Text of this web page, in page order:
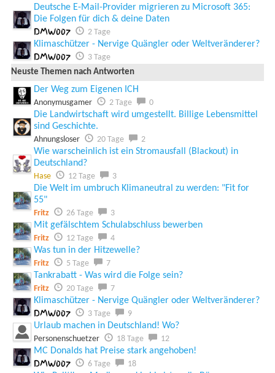
Deutsche E-Mail-Provider migrieren zu Microsoft 365:
Die Folgen für dich & deine Daten
DMW007 2 Tage
Klimaschützer - Nervige Quängler oder Weltveränderer?
DMW007
3 Tage
Neuste Themen nach Antworten
Der Weg zum Eigenen ICH
Anonymusgamer 2 Tage 0
Die Landwirtschaft wird umgestellt. Billige Lebensmittel
sind Geschichte.
Ahnungsloser 20 Tage 2
Wie warscheinlich ist ein Stromausfall (Blackout) in
Deutschland?
Hase 12 Tage 3
Die Welt im umbruch Klimaneutral zu werden: "Fit for
55"
Fritz 26 Tage 3
Mit gefälschtem Schulabschluss bewerben
Fritz 12 Tage 4
Was tun in der Hitzewelle?
Fritz 5 Tage 7
Tankrabatt - Was wird die Folge sein?
Fritz 20 Tage 7
Klimaschützer - Nervige Quängler oder Weltveränderer?
DMW007 3 Tage 9
Urlaub machen in Deutschland! Wo?
Personenschuetzer 18 Tage 12
MC Donalds hat Preise stark angehoben!
DMW007 6 Tage 18